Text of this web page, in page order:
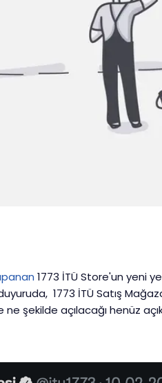
1773 İTÜ Store'un yeni
1773 İTÜ Satış
şekilde açılacağı henüz